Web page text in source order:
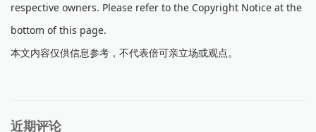
respective owners. Please refer to the Copyright Notice at the
bottom of this page.
本文内容仅供信息参考，不代表倍可亲立场或观点。
近期评论